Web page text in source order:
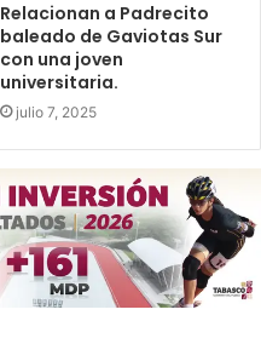
Relacionan a Padrecito
baleado de Gaviotas Sur
con una joven
universitaria.
julio 7, 2025